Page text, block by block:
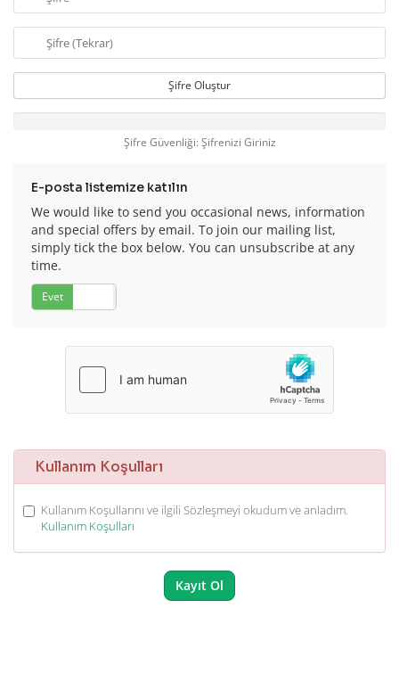
Şifre Oluştur
Şifre Güvenliği: Şifrenizi Giriniz
E-posta listemize katılın
We would like to send you occasional news, information
and special offers by email. To join our mailing list,
simply tick the box below. You can unsubscribe at any
time.
Evet
Kullanım Koşulları
Kullanım Koşullarını ve ilgili Sözleşmeyi okudum ve anladım.
Kullanım Koşulları